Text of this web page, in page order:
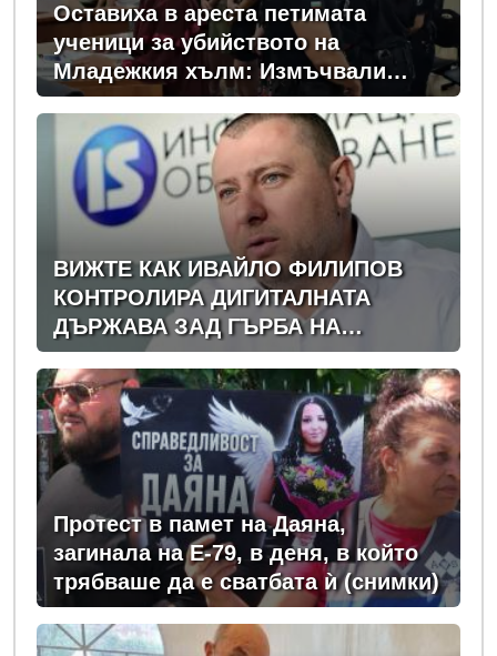
Оставиха в ареста петимата
ученици за убийството на
Младежкия хълм: Измъчвали
Георги час, гаврили се с него и го
обрали
ВИЖТЕ КАК ИВАЙЛО ФИЛИПОВ
КОНТРОЛИРА ДИГИТАЛНАТА
ДЪРЖАВА ЗАД ГЪРБА НА
ПРАВИТЕЛСТВОТО?
(РАЗСЛЕДВАНЕ)
Протест в памет на Даяна,
загинала на Е-79, в деня, в който
трябваше да е сватбата ѝ (снимки)